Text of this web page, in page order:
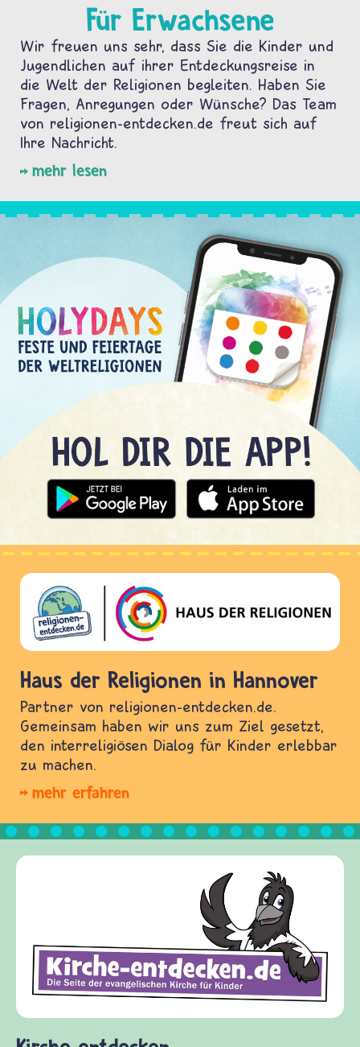
Für Erwachsene
Wir freuen uns sehr, dass Sie die Kinder und
Jugendlichen auf ihrer Entdeckungsreise in
die Welt der Religionen begleiten. Haben Sie
Fragen, Anregungen oder Wünsche? Das Team
von religionen-entdecken.de freut sich auf
Ihre Nachricht.
mehr lesen
Haus der Religionen in Hannover
Partner von religionen-entdecken.de.
Gemeinsam haben wir uns zum Ziel gesetzt,
den interreligiösen Dialog für Kinder erlebbar
zu machen.
mehr erfahren